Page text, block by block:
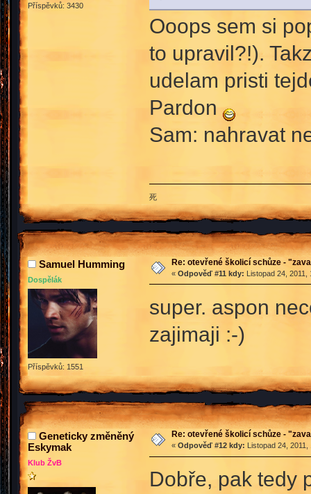
Příspěvků: 3430
Ooops sem si
to upravil?!).
udelam pristi
Pardon
Sam: nahravat
死
Samuel Humming
Dospělák
Příspěvků: 1551
Re: otevřené školicí schůze -
« Odpověď #11 kdy: Listopad 24, 2011,
super. aspon
zajimaji :-)
Geneticky změněný
Eskymak
Klub ŽvB
Re: otevřené školicí schůze -
« Odpověď #12 kdy: Listopad 24, 2011,
Dobře, pak tedy